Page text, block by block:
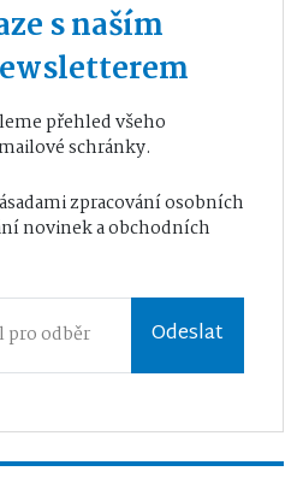
s naším
přehled všeho
schránky.
zpracování osobních
novinek a obchodních
Odeslat